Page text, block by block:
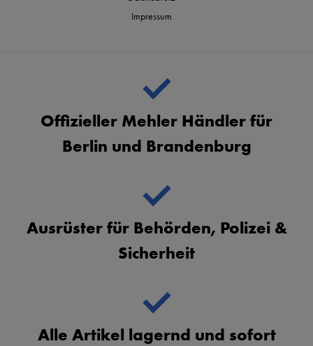
Impressum
Offizieller Mehler Händler für
Berlin und Brandenburg
Ausrüster für Behörden, Polizei &
Sicherheit
Alle Artikel lagernd und sofort